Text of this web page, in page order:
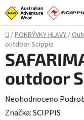
Přejít
na
obsah
Domů
/POKRÝVKY HLAVY/
outdoor Scippis
outdoor
Průměrné
hodnocení
Neohodnoceno
Značka:SCIPPIS